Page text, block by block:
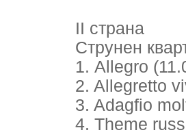
II страна
Струнен
1. Allegro
2. Allegretto
3. Adagfio
4. Theme